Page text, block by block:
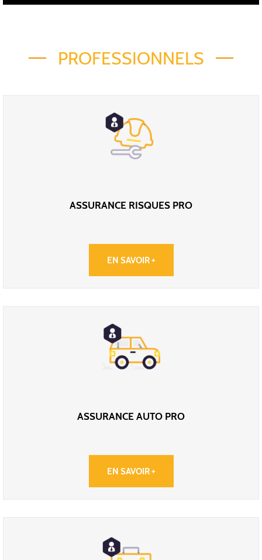
PROFESSIONNELS
ASSURANCE RISQUES PRO
EN SAVOIR +
ASSURANCE AUTO PRO
EN SAVOIR +